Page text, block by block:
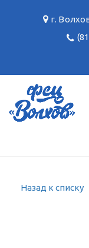
г.
Назад к списку